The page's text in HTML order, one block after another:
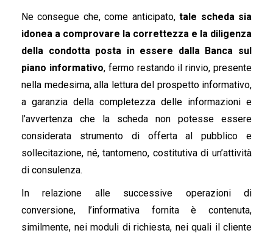
Ne consegue che, come anticipato,tale scheda sia
idonea a comprovare la correttezza e la diligenza
della condotta posta in essere dalla Banca sul
piano informativo, fermo restando il rinvio, presente
nella medesima, alla lettura del prospetto informativo,
a garanzia della completezza delle informazioni e
l’avvertenza che la scheda non potesse essere
considerata strumento di offerta al pubblico e
sollecitazione, né, tantomeno, costitutiva di un’attività
di consulenza.
In relazione alle successive operazioni di
conversione, l’informativa fornita è contenuta,
similmente, nei moduli di richiesta, nei quali il cliente